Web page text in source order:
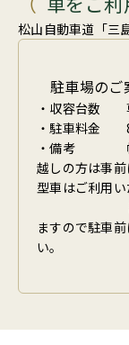
松山自動車道「三
駐車場のご
・収容台数 専
・駐車料金
・備考
幅
越しの方は事
型車はご利用い
詳しくは
ますので駐車
い。